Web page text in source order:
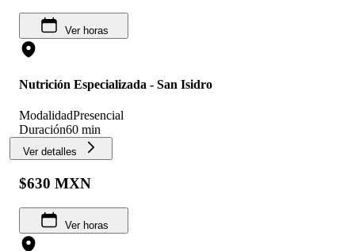
Ver horas
Nutrición Especializada - San Isidro
ModalidadPresencial
Duración60 min
Ver detalles
$630 MXN
Ver horas